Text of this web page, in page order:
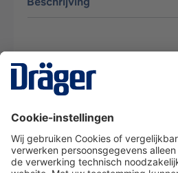
Dräger klantenservice